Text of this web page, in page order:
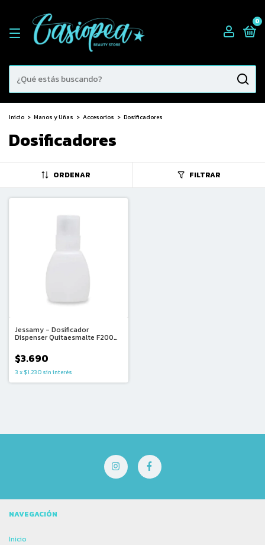
0
Inicio > Manos y Uñas > Accesorios > Dosificadores
Dosificadores
ORDENAR FILTRAR
Jessamy - Dosificador
Dispenser Quitaesmalte F200
$3.690
3 x $1.230 sin interés
NAVEGACIÓN
Inicio